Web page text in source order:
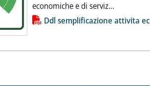
economiche e di serviz...
alla notizia
Ddl semplificazione attivita